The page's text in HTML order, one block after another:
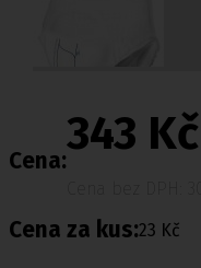
Cena:
343 Kč
Cena za kus:23 Kč